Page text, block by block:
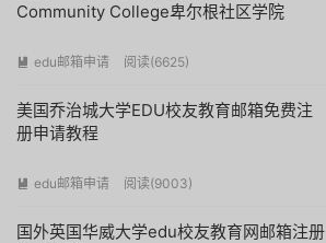
Community College卑尔根社区学院
 edu邮箱申请 阅读(6625)
美国乔治城大学EDU校友教育邮箱免费注
册申请教程
 edu邮箱申请 阅读(9003)
国外英国华威大学edu校友教育网邮箱注册